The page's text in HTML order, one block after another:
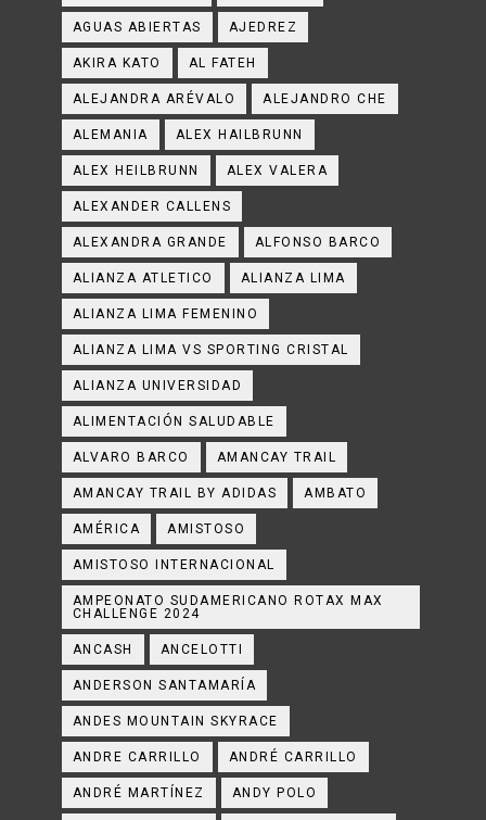
AGUAS ABIERTAS AJEDREZ
AKIRA KATO AL FATEH
ALEJANDRA ARÉVALO ALEJANDRO CHE
ALEMANIA ALEX HAILBRUNN
ALEX HEILBRUNN ALEX VALERA
ALEXANDER CALLENS
ALEXANDRA GRANDE ALFONSO BARCO
ALIANZA ATLETICO ALIANZA LIMA
ALIANZA LIMA FEMENINO
ALIANZA LIMA VS SPORTING CRISTAL
ALIANZA UNIVERSIDAD
ALIMENTACIÓN SALUDABLE
ALVARO BARCO AMANCAY TRAIL
AMANCAY TRAIL BY ADIDAS AMBATO
AMÉRICA AMISTOSO
AMISTOSO INTERNACIONAL
AMPEONATO SUDAMERICANO ROTAX MAX
CHALLENGE 2024
ANCASH ANCELOTTI
ANDERSON SANTAMARÍA
ANDES MOUNTAIN SKYRACE
ANDRE CARRILLO ANDRÉ CARRILLO
ANDRÉ MARTÍNEZ ANDY POLO